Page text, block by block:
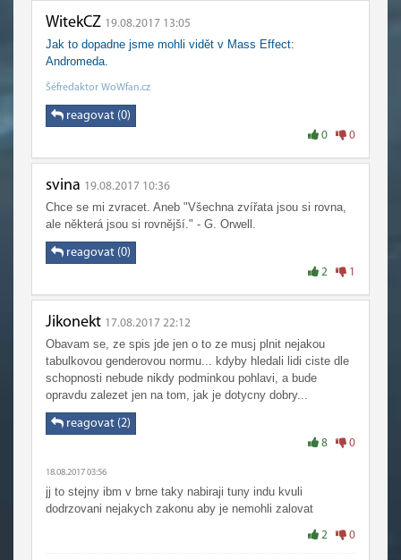
WitekCZ 19.08.2017 13:05
Jak to dopadne jsme mohli vidět v Mass Effect:
Andromeda.
Šéfredaktor WoWfan.cz
reagovat (0)
0 0
svina 19.08.2017 10:36
Chce se mi zvracet. Aneb "Všechna zvířata jsou si rovna,
ale některá jsou si rovnější." - G. Orwell.
reagovat (0)
2 1
Jikonekt 17.08.2017 22:12
Obavam se, ze spis jde jen o to ze musj plnit nejakou
tabulkovou genderovou normu... kdyby hledali lidi ciste dle
schopnosti nebude nikdy podminkou pohlavi, a bude
opravdu zalezet jen na tom, jak je dotycny dobry...
reagovat (2)
8 0
18.08.2017 03:56
jj to stejny ibm v brne taky nabiraji tuny indu kvuli
dodrzovani nejakych zakonu aby je nemohli zalovat
2 0